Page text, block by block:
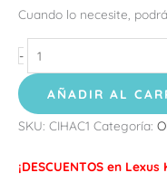
Cuando lo necesite,
-
AÑADIR AL
SKU: CIHAC1 Categoría:
¡DESCUENTOS en Lexus